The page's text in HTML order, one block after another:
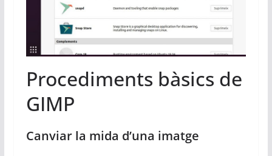
Procediments bàsics de
GIMP
Canviar la mida d’una imatge